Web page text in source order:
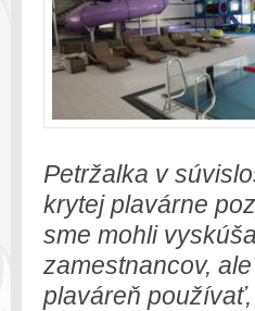
Petržalka v
krytej plavárne
sme mohli
zamestnancov,
plaváreň